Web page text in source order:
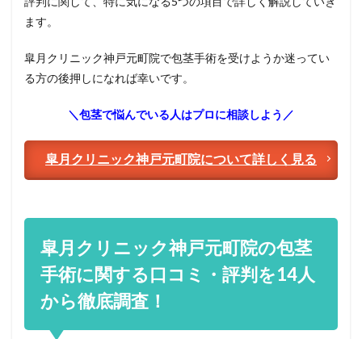
ます。
皐月クリニック神戸元町院で包茎手術を受けようか迷ってい
る方の後押しになれば幸いです。
＼包茎で悩んでいる人はプロに相談しよう／
皐月クリニック神戸元町院について詳しく見る
皐月クリニック神戸元町院の包茎
手術に関する口コミ・評判を14人
から徹底調査！